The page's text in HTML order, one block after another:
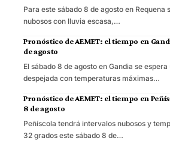
Para este sábado 8 de agosto en Requena
nubosos con lluvia escasa,…
Pronóstico de AEMET: el tiempo en
de agosto
El sábado 8 de agosto en Gandia se
despejada con temperaturas máximas…
Pronóstico de AEMET: el tiempo en
8 de agosto
Peñíscola tendrá intervalos nubosos y
32 grados este sábado 8 de…